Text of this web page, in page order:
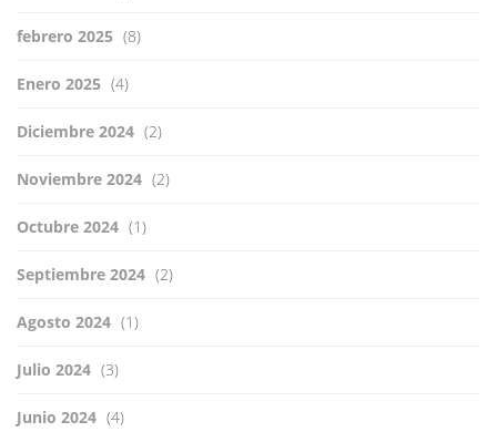
febrero 2025 (8)
Enero 2025 (4)
Diciembre 2024 (2)
Noviembre 2024 (2)
Octubre 2024 (1)
Septiembre 2024 (2)
Agosto 2024 (1)
Julio 2024 (3)
Junio 2024 (4)